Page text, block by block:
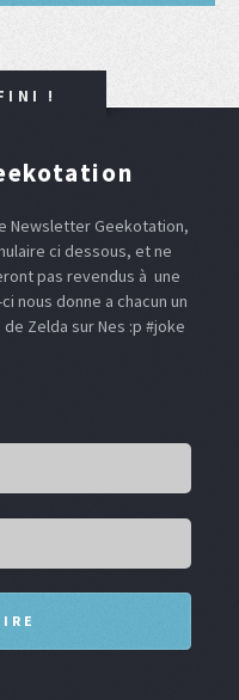
!
Newsletter Geekotation,
ci dessous, et ne
pas revendus à une
nous donne a chacun un
Zelda sur Nes :p #joke